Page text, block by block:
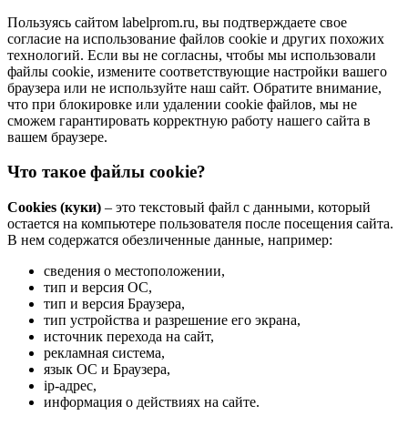
Пользуясь сайтом labelprom.ru, вы подтверждаете свое
согласие на использование файлов cookie и других похожих
технологий. Если вы не согласны, чтобы мы использовали
файлы cookie, измените соответствующие настройки вашего
браузера или не используйте наш сайт. Обратите внимание,
что при блокировке или удалении cookie файлов, мы не
сможем гарантировать корректную работу нашего сайта в
вашем браузере.
Что такое файлы cookie?
Cookies (куки) – это текстовый файл с данными, который
остается на компьютере пользователя после посещения сайта.
В нем содержатся обезличенные данные, например:
сведения о местоположении,
тип и версия ОС,
тип и версия Браузера,
тип устройства и разрешение его экрана,
источник перехода на сайт,
рекламная система,
язык ОС и Браузера,
ip-адрес,
информация о действиях на сайте.